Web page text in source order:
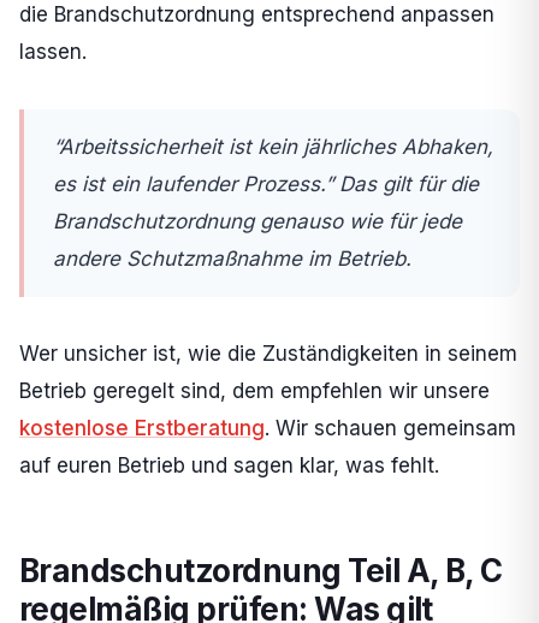
die Brandschutzordnung entsprechend anpassen
lassen.
“Arbeitssicherheit ist kein jährliches Abhaken,
es ist ein laufender Prozess.” Das gilt für die
Brandschutzordnung genauso wie für jede
andere Schutzmaßnahme im Betrieb.
Wer unsicher ist, wie die Zuständigkeiten in seinem
Betrieb geregelt sind, dem empfehlen wir unsere
kostenlose Erstberatung. Wir schauen gemeinsam
auf euren Betrieb und sagen klar, was fehlt.
Brandschutzordnung Teil A, B, C
regelmäßig prüfen: Was gilt